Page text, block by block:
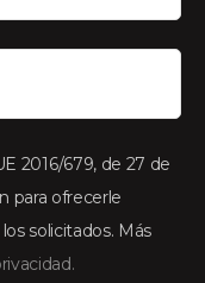
2016/679, de 27 de
para ofrecerle
solicitados. Más